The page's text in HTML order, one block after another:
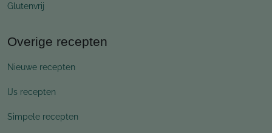
Glutenvrij
Overige recepten
Nieuwe recepten
IJs recepten
Simpele recepten